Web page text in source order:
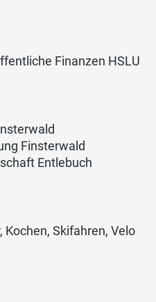
Finanzen HSLU
Finsterwald
Entlebuch
Kochen, Skifahren, Velo